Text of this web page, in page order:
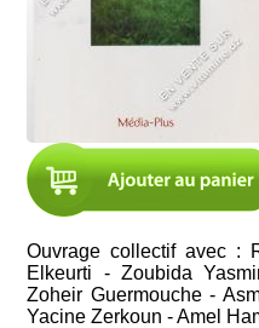
Ouvrage collectif avec :
Elkeurti - Zoubida
Zoheir Guermouche -
Yacine Zerkoun - Amel